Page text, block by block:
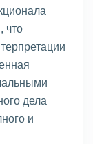
что
дела
и